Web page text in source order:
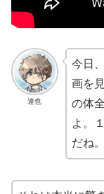
達也
今日
画を
の体
よ。
だね。